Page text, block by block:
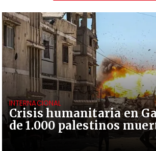
Crisis humanitaria en
de 1.000 palestinos
INTERNACIONAL